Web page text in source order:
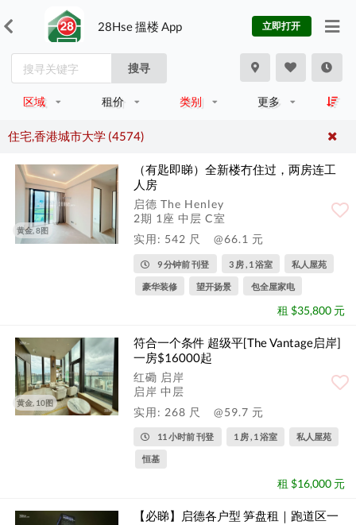
28Hse 搵楼 App 立即打开
搜寻
区域 租价 类别 更多
住宅,香港城市大学 (4574)
黄金, 8图
（有匙即睇）全新楼冇住过，两房连工
人房
启德 The Henley
2期 1座 中层 C室
实用: 542 尺
@66.1 元
9 分钟前 刊登 3 房 , 1 浴室 私人屋苑
豪华装修 望开扬景 包全屋家电
租 $35,800 元
黄金, 10图
符合一个条件 超级平[The Vantage启岸]
一房$16000起
红磡 启岸
启岸 中层
实用: 268 尺
@59.7 元
11 小时前 刊登 1 房 , 1 浴室 私人屋苑
恒基
租 $16,000 元
【必睇】启德各户型 笋盘租｜跑道区一